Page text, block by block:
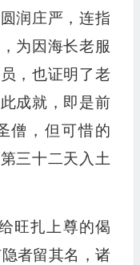
润庄严，连指
为因海长老服
，也证明了老
成就，即是前
僧，但可惜的
三十二天入土
扎上尊的偈
者留其名，诸